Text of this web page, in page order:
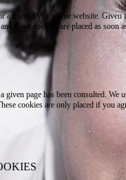
a normal visit to the website. Given
these cookies are placed as soon
page has been consulted. We
cookies are only placed if you